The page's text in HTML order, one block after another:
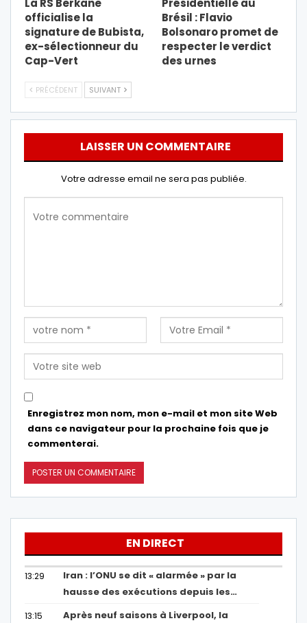
La RS Berkane
officialise la
signature de Bubista,
ex-sélectionneur du
Cap-Vert
Présidentielle au
Brésil : Flavio
Bolsonaro promet de
respecter le verdict
des urnes
PRÉCÉDENT SUIVANT
LAISSER UN COMMENTAIRE
Votre adresse email ne sera pas publiée.
Enregistrez mon nom, mon e-mail et mon site Web
dans ce navigateur pour la prochaine fois que je
commenterai.
EN DIRECT
13:29
Iran : l’ONU se dit « alarmée » par la
hausse des exécutions depuis les…
13:15
Après neuf saisons à Liverpool, la